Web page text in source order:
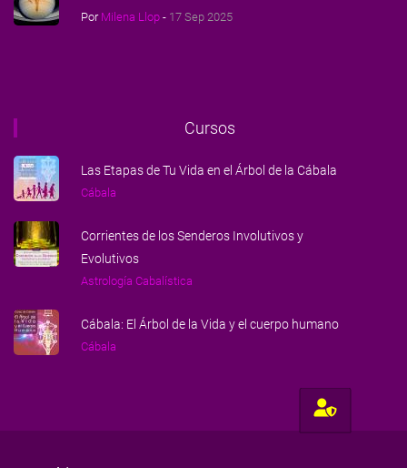
Por Milena Llop - 17 Sep 2025
Cursos
Las Etapas de Tu Vida en el Árbol de la Cábala
Cábala
Corrientes de los Senderos Involutivos y
Evolutivos
Astrología Cabalística
Cábala: El Árbol de la Vida y el cuerpo humano
Cábala